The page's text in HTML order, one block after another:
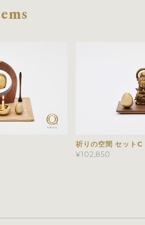
祈りの空間 セットC
¥102,850